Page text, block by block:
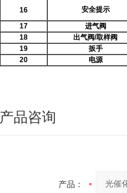
16
安全提示
17
进气阀
18
出气阀/取样阀
19
扳手
20
电源
产品咨询
产品：